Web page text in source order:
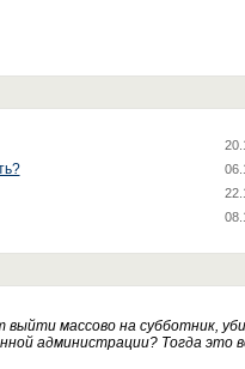
массово на субботник,
администрации? Тогда это